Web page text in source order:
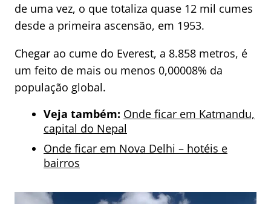
de uma vez, o que totaliza quase 12 mil cumes
desde a primeira ascensão, em 1953.
Chegar ao cume do Everest, a 8.858 metros, é
um feito de mais ou menos 0,00008% da
população global.
Veja também: Onde ficar em Katmandu,
capital do Nepal
Onde ficar em Nova Delhi – hotéis e
bairros